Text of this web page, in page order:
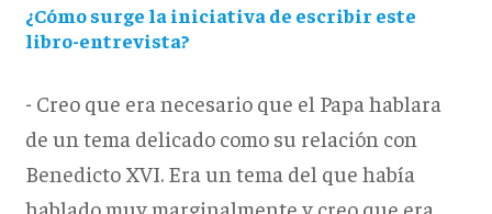
¿Cómo surge la iniciativa de escribir este
libro-entrevista?
- Creo que era necesario que el Papa hablara
de un tema delicado como su relación con
Benedicto XVI. Era un tema del que había
hablado muy marginalmente y creo que era